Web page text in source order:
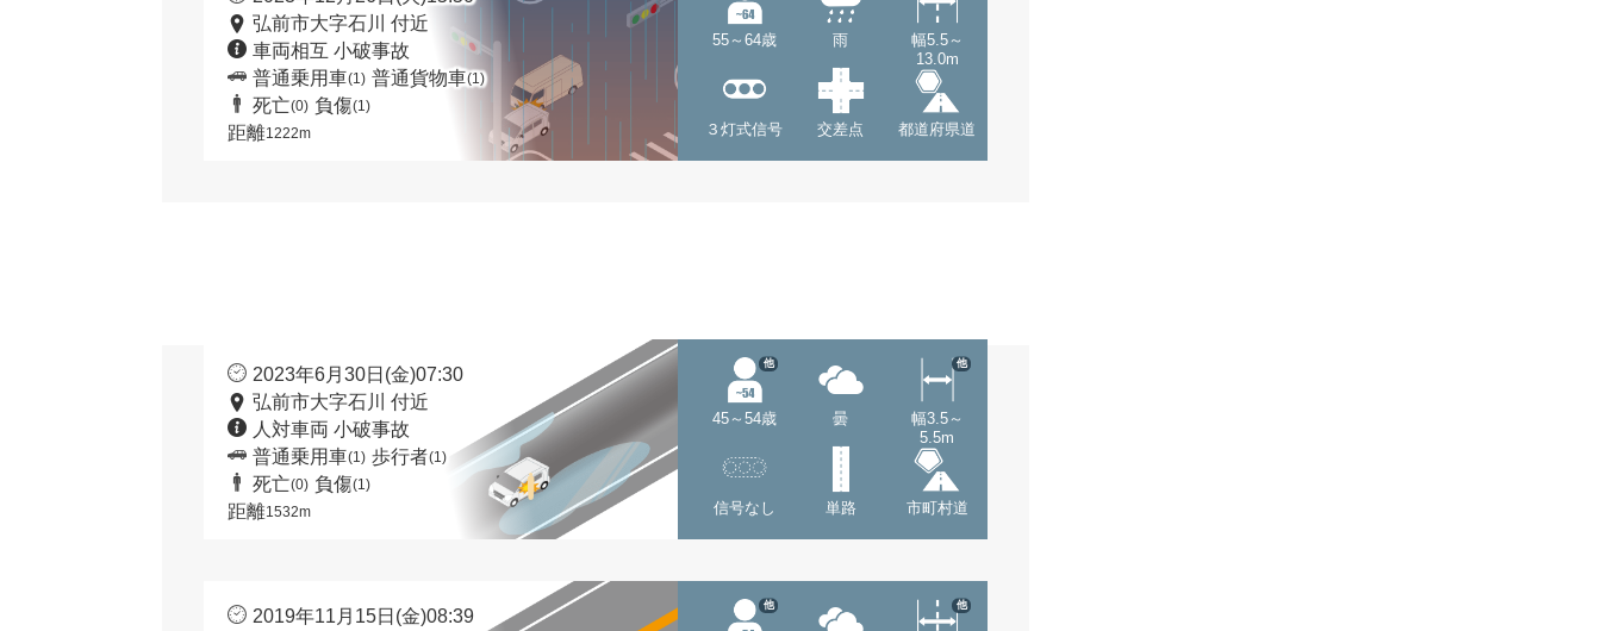
弘前市大字石川 付近
車両相互 小破事故
普通乗用車(1) 普通貨物車(1)
死亡(0) 負傷(1)
距離1222m
55～64歳 雨
幅5.5～
13.0m
３灯式信号 交差点 都道府県道
2023年6月30日(金)07:30
弘前市大字石川 付近
人対車両 小破事故
普通乗用車(1) 歩行者(1)
死亡(0) 負傷(1)
距離1532m
45～54歳
他
曇
幅3.5～
5.5m
他
信号なし 単路 市町村道
2019年11月15日(金)08:39
他 他